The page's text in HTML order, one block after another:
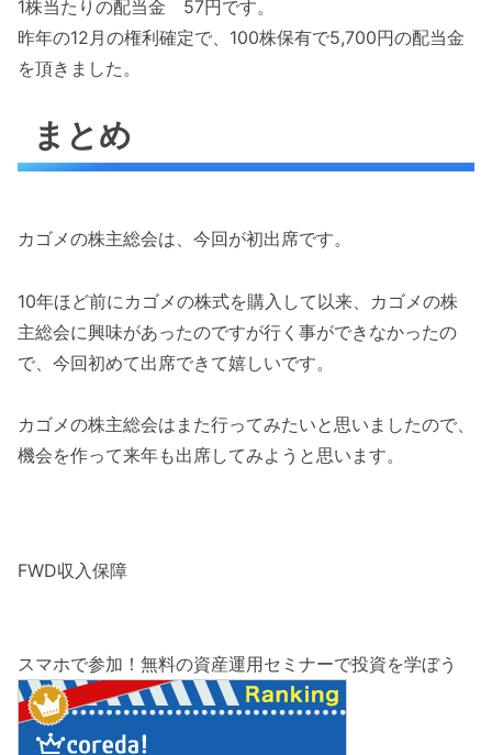
1株当たりの配当金 57円です。
昨年の12月の権利確定で、100株保有で5,700円の配当金
を頂きました。
まとめ
カゴメの株主総会は、今回が初出席です。
10年ほど前にカゴメの株式を購入して以来、カゴメの株
主総会に興味があったのですが行く事ができなかったの
で、今回初めて出席できて嬉しいです。
カゴメの株主総会はまた行ってみたいと思いましたので、
機会を作って来年も出席してみようと思います。
FWD収入保障
スマホで参加！無料の資産運用セミナーで投資を学ぼう